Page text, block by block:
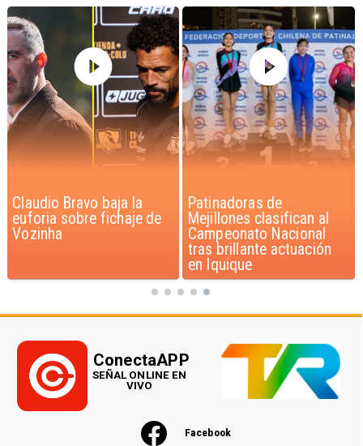
Claudio Bravo baja la
euforia sobre fichaje de
Vozinha
Patinadoras de
Mejillones clasifican al
Campeonato Nacional
tras brillante actuación
en Iquique
Facebook
ConectaAPP
SEÑAL ONLINE EN
VIVO